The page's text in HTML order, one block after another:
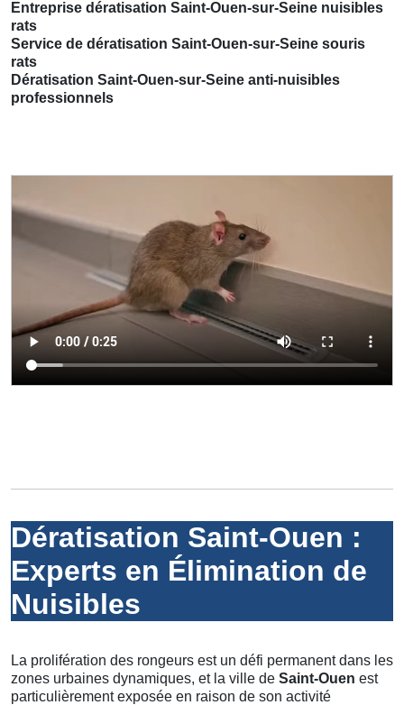
Entreprise dératisation Saint-Ouen-sur-Seine nuisibles
rats
Service de dératisation Saint-Ouen-sur-Seine souris
rats
Dératisation Saint-Ouen-sur-Seine anti-nuisibles
professionnels
Dératisation Saint-Ouen :
Experts en Élimination de
Nuisibles
La prolifération des rongeurs est un défi permanent dans les
zones urbaines dynamiques, et la ville de Saint-Ouen est
particulièrement exposée en raison de son activité